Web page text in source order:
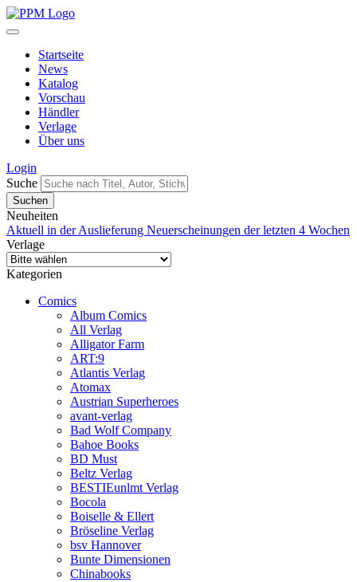
Startseite
News
Katalog
Vorschau
Händler
Verlage
Über uns
Login
Suche
Neuheiten
Aktuell in der Auslieferung Neuerscheinungen der letzten 4 Wochen
Verlage
Kategorien
Comics
Album Comics
All Verlag
Alligator Farm
ART:9
Atlantis Verlag
Atomax
Austrian Superheroes
avant-verlag
Bad Wolf Company
Bahoe Books
BD Must
Beltz Verlag
BESTIEunlmt Verlag
Bocola
Boiselle & Ellert
Bröseline Verlag
bsv Hannover
Bunte Dimensionen
Chinabooks